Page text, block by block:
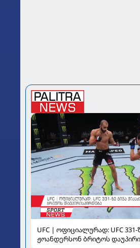
UFC | ოფიციალურად: UFC 331-
ჟოანდერსონ ბრიტოს